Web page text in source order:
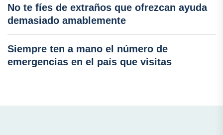
No te fíes de extraños que ofrezcan ayuda
demasiado amablemente
Siempre ten a mano el número de
emergencias en el país que visitas